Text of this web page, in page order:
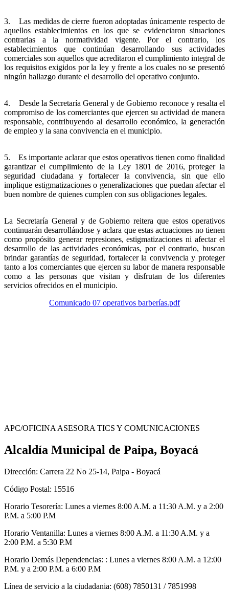
3. Las medidas de cierre fueron adoptadas únicamente respecto de
aquellos establecimientos en los que se evidenciaron situaciones
contrarias a la normatividad vigente. Por el contrario, los
establecimientos que continúan desarrollando sus actividades
comerciales son aquellos que acreditaron el cumplimiento integral de
los requisitos exigidos por la ley y frente a los cuales no se presentó
ningún hallazgo durante el desarrollo del operativo conjunto.
4. Desde la Secretaría General y de Gobierno reconoce y resalta el
compromiso de los comerciantes que ejercen su actividad de manera
responsable, contribuyendo al desarrollo económico, la generación
de empleo y la sana convivencia en el municipio.
5. Es importante aclarar que estos operativos tienen como finalidad
garantizar el cumplimiento de la Ley 1801 de 2016, proteger la
seguridad ciudadana y fortalecer la convivencia, sin que ello
implique estigmatizaciones o generalizaciones que puedan afectar el
buen nombre de quienes cumplen con sus obligaciones legales.
La Secretaría General y de Gobierno reitera que estos operativos
continuarán desarrollándose y aclara que estas actuaciones no tienen
como propósito generar represiones, estigmatizaciones ni afectar el
desarrollo de las actividades económicas, por el contrario, buscan
brindar garantías de seguridad, fortalecer la convivencia y proteger
tanto a los comerciantes que ejercen su labor de manera responsable
como a las personas que visitan y disfrutan de los diferentes
servicios ofrecidos en el municipio.
Comunicado 07 operativos barberías.pdf
APC/OFICINA ASESORA TICS Y COMUNICACIONES
Alcaldía Municipal de Paipa, Boyacá
Dirección: Carrera 22 No 25-14, Paipa - Boyacá
Código Postal: 15516
Horario Tesorería: Lunes a viernes 8:00 A.M. a 11:30 A.M. y a 2:00
P.M. a 5:00 P.M
Horario Ventanilla: Lunes a viernes 8:00 A.M. a 11:30 A.M. y a
2:00 P.M. a 5:30 P.M
Horario Demás Dependencias: : Lunes a viernes 8:00 A.M. a 12:00
P.M. y a 2:00 P.M. a 6:00 P.M
Línea de servicio a la ciudadania: (608) 7850131 / 7851998